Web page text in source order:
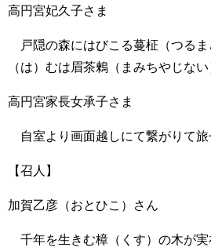
高円宮妃久子さま
戸隠の森にはびこる蔓柾（つる
（は）むは眉茶鶫（まみちやじな
高円宮家長女承子さま
自室より画面越しにて繋がりて
【召人】
加賀乙彦（おとひこ）さん
千年を生きむ樟（くす）の木が